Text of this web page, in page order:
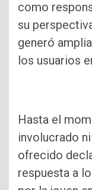
como
su
generó
los usuarios
Hasta el
involucrado
ofrecido
respuesta a